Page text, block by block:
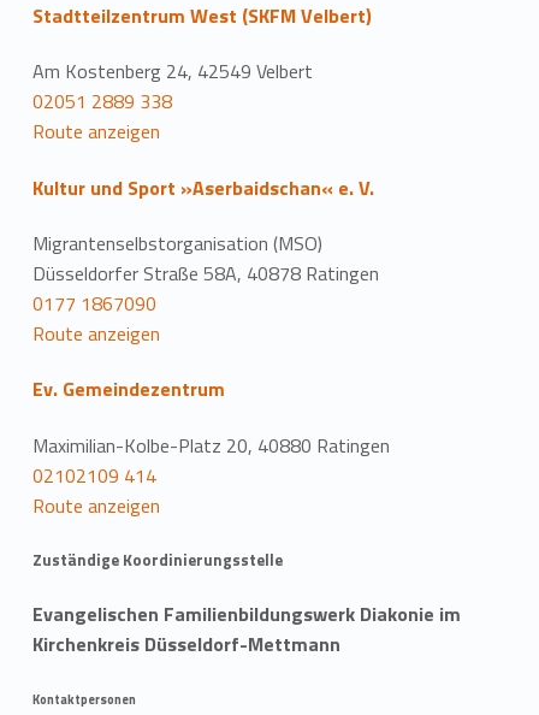
Stadtteilzentrum West (SKFM Velbert)
Am Kostenberg 24, 42549 Velbert
02051 2889 338
Route anzeigen
Kultur und Sport »Aserbaidschan« e. V.
Migrantenselbstorganisation (MSO)
Düsseldorfer Straße 58A, 40878 Ratingen
0177 1867090
Route anzeigen
Ev. Gemeindezentrum
Maximilian-Kolbe-Platz 20, 40880 Ratingen
02102109 414
Route anzeigen
Zuständige Koordinierungsstelle
Evangelischen Familienbildungswerk Diakonie im
Kirchenkreis Düsseldorf-Mettmann
Kontaktpersonen